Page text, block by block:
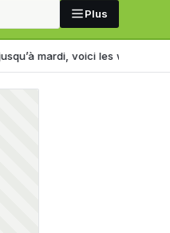
Plus
les wilayas concernées